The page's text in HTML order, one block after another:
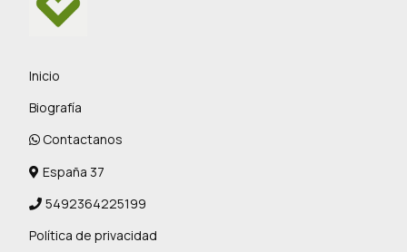
Inicio
Biografía
Contactanos
España 37
5492364225199
Política de privacidad